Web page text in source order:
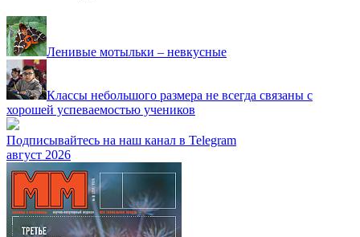
Ленивые мотыльки – невкусные
Классы небольшого размера не всегда связаны с
хорошей успеваемостью учеников
Подписывайтесь на наш канал в Telegram
август 2026